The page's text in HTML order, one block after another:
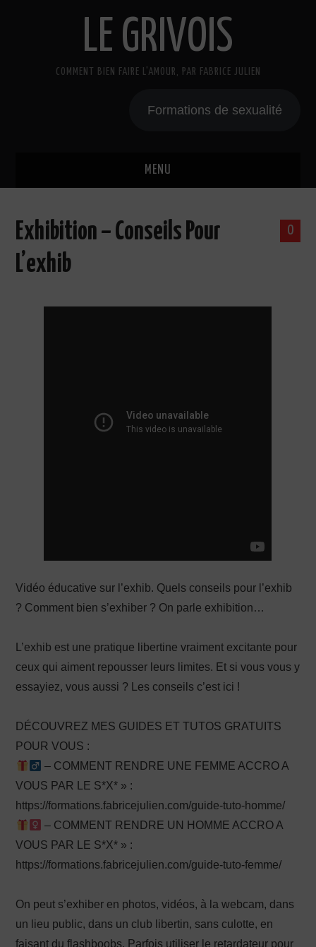
LE GRIVOIS
COMMENT BIEN FAIRE L'AMOUR, PAR FABRICE JULIEN
Formations de sexualité
MENU
A PROPOS
0
Exhibition – Conseils Pour
L’exhib
Vidéo éducative sur l’exhib. Quels conseils pour l’exhib
? Comment bien s’exhiber ? On parle exhibition…
L’exhib est une pratique libertine vraiment excitante pour
ceux qui aiment repousser leurs limites. Et si vous vous y
essayiez, vous aussi ? Les conseils c’est ici !
DÉCOUVREZ MES GUIDES ET TUTOS GRATUITS
POUR VOUS :
– COMMENT RENDRE UNE FEMME ACCRO A
VOUS PAR LE S*X* » :
https://formations.fabricejulien.com/guide-tuto-homme/
– COMMENT RENDRE UN HOMME ACCRO A
VOUS PAR LE S*X* » :
https://formations.fabricejulien.com/guide-tuto-femme/
On peut s’exhiber en photos, vidéos, à la webcam, dans
un lieu public, dans un club libertin, sans culotte, en
faisant du flashboobs. Parfois utiliser le retardateur pour